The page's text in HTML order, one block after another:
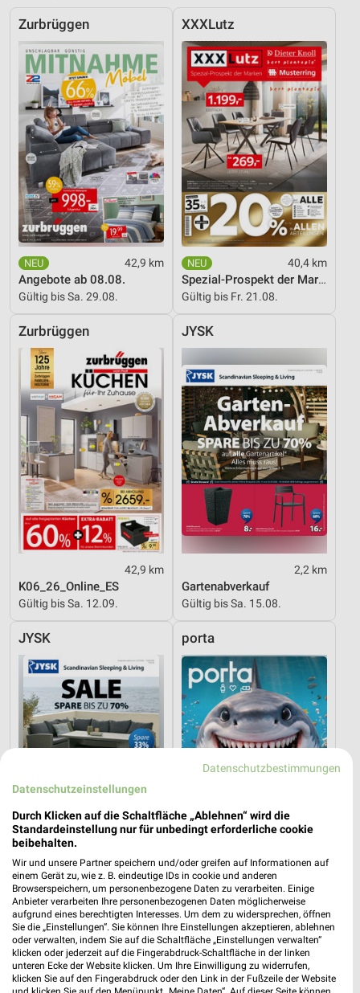
Zurbrüggen
42,9 km
Angebote ab 08.08.
Gültig bis Sa. 29.08.
XXXLutz
40,4 km
Spezial-Prospekt der Marken
Gültig bis Fr. 21.08.
Zurbrüggen
42,9 km
K06_26_Online_ES
Gültig bis Sa. 12.09.
JYSK
2,2 km
Gartenabverkauf
Gültig bis Sa. 15.08.
JYSK
2,2 km
Spare bis zu 70%
Gültig bis Sa. 15.08.
porta
Angebote ab 03.08.
Noch morgen gültig
porta porta
Datenschutzbestimmungen
Datenschutzeinstellungen
Durch Klicken auf die Schaltfläche „Ablehnen“ wird die
Standardeinstellung nur für unbedingt erforderliche cookie
beibehalten.
Wir und unsere Partner speichern und/oder greifen auf Informationen auf
einem Gerät zu, wie z. B. eindeutige IDs in cookie und anderen
Browserspeichern, um personenbezogene Daten zu verarbeiten. Einige
Anbieter verarbeiten Ihre personenbezogenen Daten möglicherweise
aufgrund eines berechtigten Interesses. Um dem zu widersprechen, öffnen
Sie die „Einstellungen“. Sie können Ihre Einstellungen akzeptieren, ablehnen
oder verwalten, indem Sie auf die Schaltfläche „Einstellungen verwalten“
klicken oder jederzeit auf die Fingerabdruck-Schaltfläche in der linken
unteren Ecke der Website klicken. Um Ihre Einwilligung zu widerrufen,
klicken Sie auf den Fingerabdruck oder den Link in der Fußzeile der Website